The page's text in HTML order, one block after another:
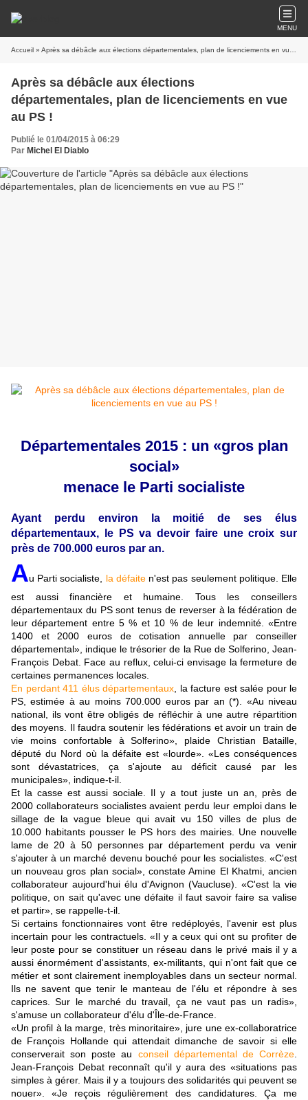
MENU
Accueil » Après sa débâcle aux élections départementales, plan de licenciements en vue au PS !
Après sa débâcle aux élections
départementales, plan de licenciements en vue
au PS !
Publié le 01/04/2015 à 06:29
Par Michel El Diablo
Départementales 2015 : un «gros plan
social»
menace le Parti socialiste
Ayant perdu environ la moitié de ses élus
départementaux, le PS va devoir faire une croix sur
près de 700.000 euros par an.
Au Parti socialiste, la défaite n'est pas seulement politique. Elle
est aussi financière et humaine. Tous les conseillers
départementaux du PS sont tenus de reverser à la fédération de
leur département entre 5 % et 10 % de leur indemnité. «Entre
1400 et 2000 euros de cotisation annuelle par conseiller
départemental», indique le trésorier de la Rue de Solferino, Jean-
François Debat. Face au reflux, celui-ci envisage la fermeture de
certaines permanences locales.
En perdant 411 élus départementaux , la facture est salée pour le
PS, estimée à au moins 700.000 euros par an (*). «Au niveau
national, ils vont être obligés de réfléchir à une autre répartition
des moyens. Il faudra soutenir les fédérations et avoir un train de
vie moins confortable à Solferino», plaide Christian Bataille,
député du Nord où la défaite est «lourde». «Les conséquences
sont dévastatrices, ça s'ajoute au déficit causé par les
municipales», indique-t-il.
Et la casse est aussi sociale. Il y a tout juste un an, près de
2000 collaborateurs socialistes avaient perdu leur emploi dans le
sillage de la vague bleue qui avait vu 150 villes de plus de
10.000 habitants pousser le PS hors des mairies. Une nouvelle
lame de 20 à 50 personnes par département perdu va venir
s'ajouter à un marché devenu bouché pour les socialistes. «C'est
un nouveau gros plan social», constate Amine El Khatmi, ancien
collaborateur aujourd'hui élu d'Avignon (Vaucluse). «C'est la vie
politique, on sait qu'avec une défaite il faut savoir faire sa valise
et partir», se rappelle-t-il.
Si certains fonctionnaires vont être redéployés, l'avenir est plus
incertain pour les contractuels. «Il y a ceux qui ont su profiter de
leur poste pour se constituer un réseau dans le privé mais il y a
aussi énormément d'assistants, ex-militants, qui n'ont fait que ce
métier et sont clairement inemployables dans un secteur normal.
Ils ne savent que tenir le manteau de l'élu et répondre à ses
caprices. Sur le marché du travail, ça ne vaut pas un radis»,
s'amuse un collaborateur d'élu d'Île-de-France.
«Un profil à la marge, très minoritaire», jure une ex-collaboratrice
de François Hollande qui attendait dimanche de savoir si elle
conserverait son poste au conseil départemental de Corrèze
Jean-François Debat reconnaît qu'il y aura des «situations pas
simples à gérer. Mais il y a toujours des solidarités qui peuvent se
nouer». «Je reçois régulièrement des candidatures. Ça me